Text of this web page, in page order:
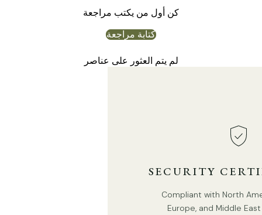
كن أول من يكتب مراجعة
كتابة مراجعة
لم يتم العثور على عناصر
SECURITY
Compliant with North
Europe, and Middle